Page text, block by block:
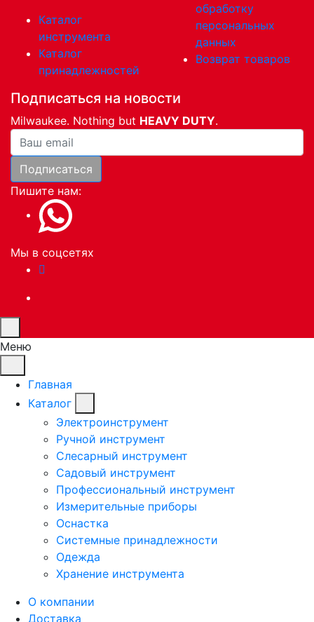
Каталог
инструмента
Каталог
принадлежностей
обработку
персональных
данных
Возврат товаров
Подписаться на новости
Milwaukee. Nothing but HEAVY DUTY.
Ваша почта
Подписаться
Пишите нам:
Мы в соцсетях
Меню
Главная
Каталог
Электроинструмент
Ручной инструмент
Слесарный инструмент
Садовый инструмент
Профессиональный инструмент
Измерительные приборы
Оснастка
Системные принадлежности
Одежда
Хранение инструмента
О компании
Доставка